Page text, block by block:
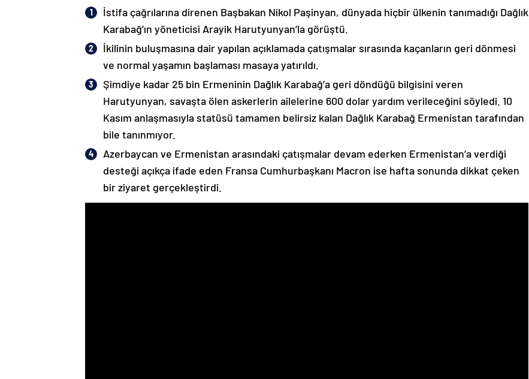
İstifa çağrılarına direnen Başbakan Nikol Paşinyan, dünyada hiçbir ülkenin tanımadığı Dağlık
Karabağ’ın yöneticisi Arayik Harutyunyan’la görüştü.
İkilinin buluşmasına dair yapılan açıklamada çatışmalar sırasında kaçanların geri dönmesi
ve normal yaşamın başlaması masaya yatırıldı.
Şimdiye kadar 25 bin Ermeninin Dağlık Karabağ’a geri döndüğü bilgisini veren
Harutyunyan, savaşta ölen askerlerin ailelerine 600 dolar yardım verileceğini söyledi. 10
Kasım anlaşmasıyla statüsü tamamen belirsiz kalan Dağlık Karabağ Ermenistan tarafından
bile tanınmıyor.
Azerbaycan ve Ermenistan arasındaki çatışmalar devam ederken Ermenistan’a verdiği
desteği açıkça ifade eden Fransa Cumhurbaşkanı Macron ise hafta sonunda dikkat çeken
bir ziyaret gerçekleştirdi.